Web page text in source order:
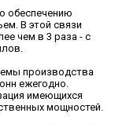
обеспечению
В этой связи
чем в 3 раза - с
производства
ежегодно.
имеющихся
мощностей.